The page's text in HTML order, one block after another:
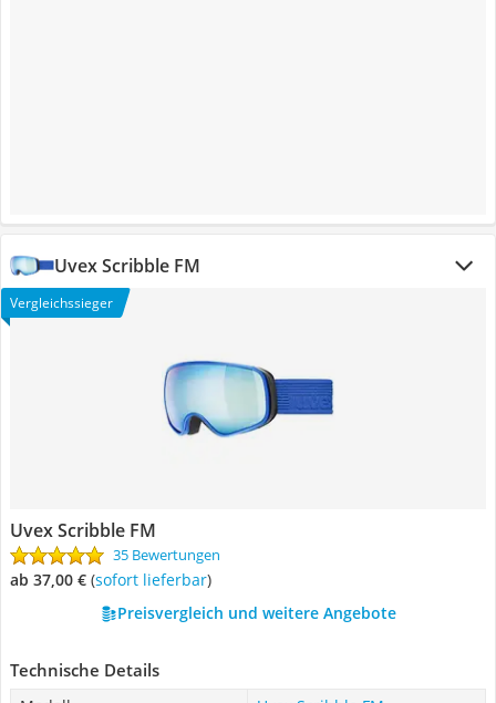
Uvex Scribble FM
Vergleichssieger
Uvex Scribble FM
35 Bewertungen
ab 37,00 € ( Sofort lieferbar)
Preisvergleich und weitere Angebote
Technische Details